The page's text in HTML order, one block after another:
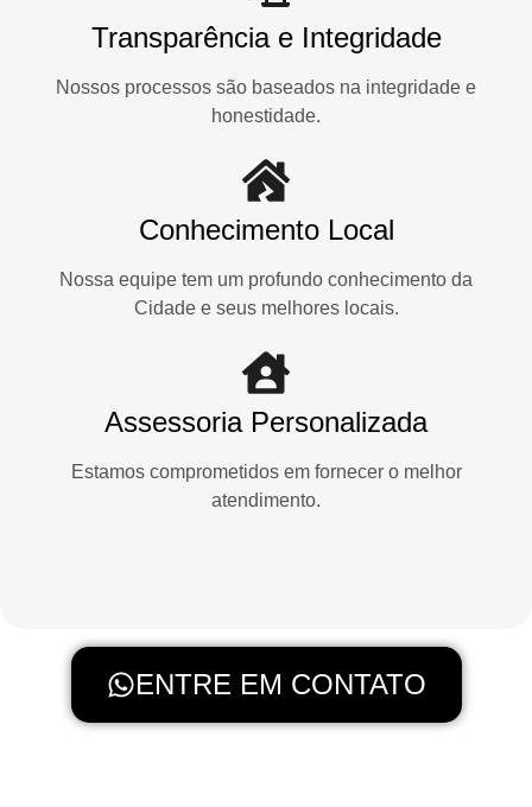
Transparência e Integridade
Nossos processos são baseados na integridade e
honestidade.
Conhecimento Local
Nossa equipe tem um profundo conhecimento da
Cidade e seus melhores locais.
Assessoria Personalizada
Estamos comprometidos em fornecer o melhor
atendimento.
ENTRE EM CONTATO